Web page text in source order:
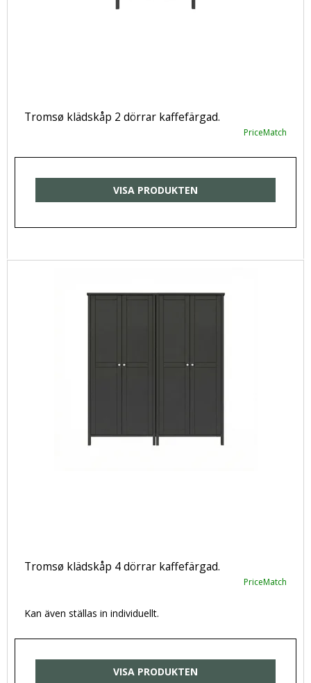
Tromsø klädskåp 2 dörrar kaffefärgad.
PriceMatch
VISA PRODUKTEN
Tromsø klädskåp 4 dörrar kaffefärgad.
PriceMatch
Kan även ställas in individuellt.
VISA PRODUKTEN